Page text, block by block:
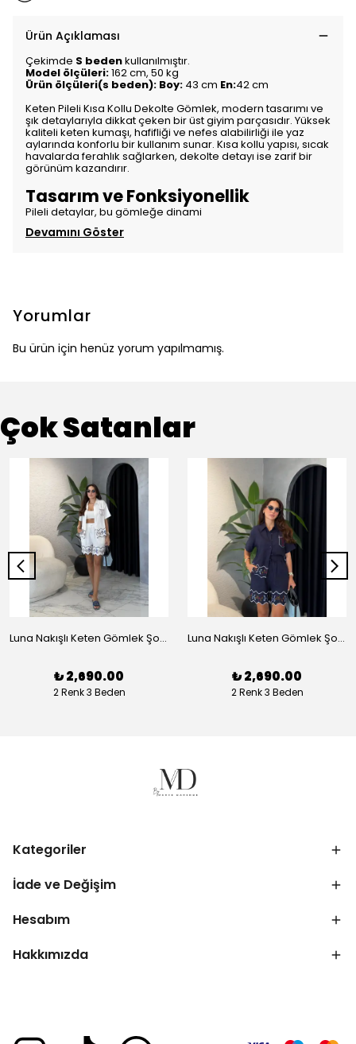
Ürün Açıklaması
Çekimde S bedenkullanılmıştır.
Model ölçüleri:162 cm, 50 kg
Ürün ölçüleri(s beden): Boy: 43 cm En:42 cm
Keten Pileli Kısa Kollu Dekolte Gömlek, modern tasarımı ve
şık detaylarıyla dikkat çeken bir üst giyim parçasıdır. Yüksek
kaliteli keten kumaşı, hafifliği ve nefes alabilirliği ile yaz
aylarında konforlu bir kullanım sunar. Kısa kollu yapısı, sıcak
havalarda ferahlık sağlarken, dekolte detayı ise zarif bir
görünüm kazandırır.
Tasarım ve Fonksiyonellik
Pileli detaylar, bu gömleğe dinami
Devamını Göster
Yorumlar
Bu ürün için henüz yorum yapılmamış.
Çok Satanlar
Luna Nakışlı Keten Gömlek Şort Takım - Beyaz
₺ 2,690.00
2 Renk 3 Beden
Luna Nakışlı Keten Gömlek Şort Takım - Lacivert
₺ 2,690.00
2 Renk 3 Beden
Kategoriler
İade ve Değişim
Hesabım
Hakkımızda